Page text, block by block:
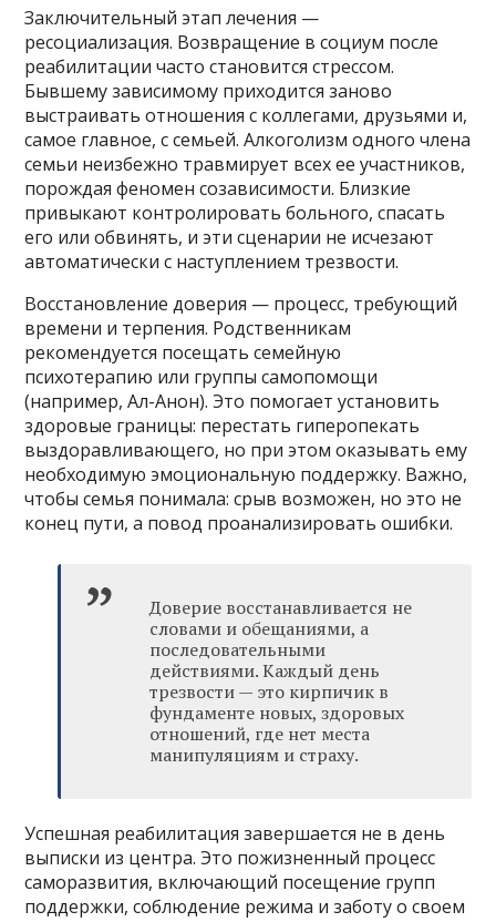
Заключительный этап лечения —
ресоциализация. Возвращение в социум после
реабилитации часто становится стрессом.
Бывшему зависимому приходится заново
выстраивать отношения с коллегами, друзьями и,
самое главное, с семьей. Алкоголизм одного члена
семьи неизбежно травмирует всех ее участников,
порождая феномен созависимости. Близкие
привыкают контролировать больного, спасать
его или обвинять, и эти сценарии не исчезают
автоматически с наступлением трезвости.
Восстановление доверия — процесс, требующий
времени и терпения. Родственникам
рекомендуется посещать семейную
психотерапию или группы самопомощи
(например, Ал-Анон). Это помогает установить
здоровые границы: перестать гиперопекать
выздоравливающего, но при этом оказывать ему
необходимую эмоциональную поддержку. Важно,
чтобы семья понимала: срыв возможен, но это не
конец пути, а повод проанализировать ошибки.
Доверие восстанавливается не
словами и обещаниями, а
последовательными
действиями. Каждый день
трезвости — это кирпичик в
фундаменте новых, здоровых
отношений, где нет места
манипуляциям и страху.
Успешная реабилитация завершается не в день
выписки из центра. Это пожизненный процесс
саморазвития, включающий посещение групп
поддержки, соблюдение режима и заботу о своем